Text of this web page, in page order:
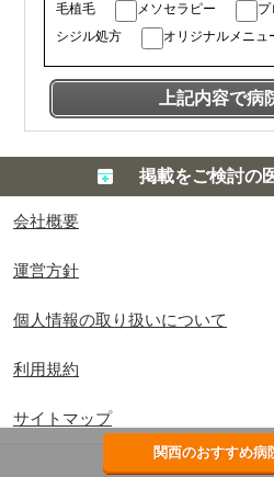
関西のおすすめ病
毛植毛
メソセラピー プ
シジル処方
オリジナルメニュ
掲載をご検討の
会社概要
運営方針
個人情報の取り扱いについて
利用規約
サイトマップ
Copyright © 厳選 AGA all